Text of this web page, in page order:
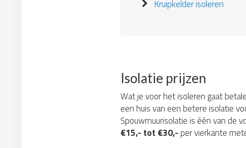
Kruipkelder isoleren
Isolatie prijzen
Wat je voor het isoleren gaat
een huis van een betere isolatie
Spouwmuurisolatie is één van de
€15,- tot €30,- per vierkante